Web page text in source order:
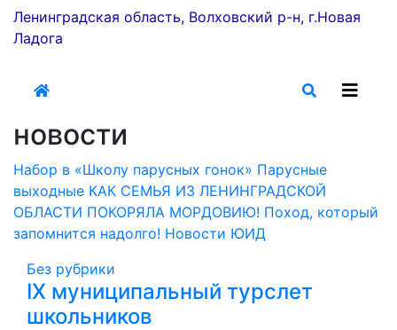
Ленинградская область, Волховский р-н, г.Новая
Ладога
новости
Набор в «Школу парусных гонок» Парусные
выходные КАК СЕМЬЯ ИЗ ЛЕНИНГРАДСКОЙ
ОБЛАСТИ ПОКОРЯЛА МОРДОВИЮ!️ Поход, который
запомнится надолго! Новости ЮИД
Без рубрики
IX муниципальный турслет
школьников